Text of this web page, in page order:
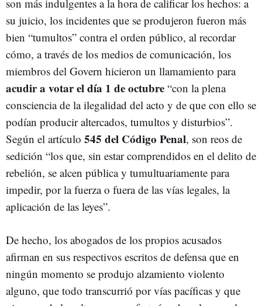
son más indulgentes a la hora de calificar los hechos: a
su juicio, los incidentes que se produjeron fueron más
bien “tumultos” contra el orden público, al recordar
cómo, a través de los medios de comunicación, los
miembros del Govern hicieron un llamamiento para
acudir a votar el día 1 de octubre “con la plena
consciencia de la ilegalidad del acto y de que con ello se
podían producir altercados, tumultos y disturbios”.
Según el artículo 545 del Código Penal, son reos de
sedición “los que, sin estar comprendidos en el delito de
rebelión, se alcen pública y tumultuariamente para
impedir, por la fuerza o fuera de las vías legales, la
aplicación de las leyes”.
De hecho, los abogados de los propios acusados
afirman en sus respectivos escritos de defensa que en
ningún momento se produjo alzamiento violento
alguno, que todo transcurrió por vías pacíficas y que